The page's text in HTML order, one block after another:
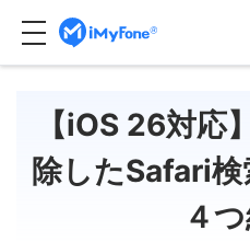
【iOS 26対応
除したSafari
４